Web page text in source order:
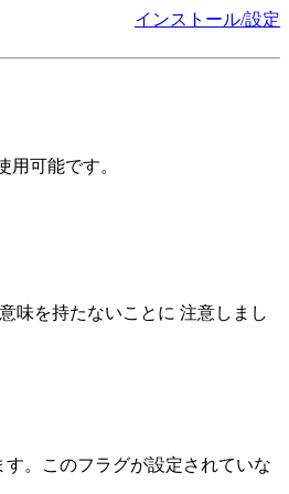
インストール/設定
可能です。
味を持たないことに 注意しまし
。このフラグが設定されていな